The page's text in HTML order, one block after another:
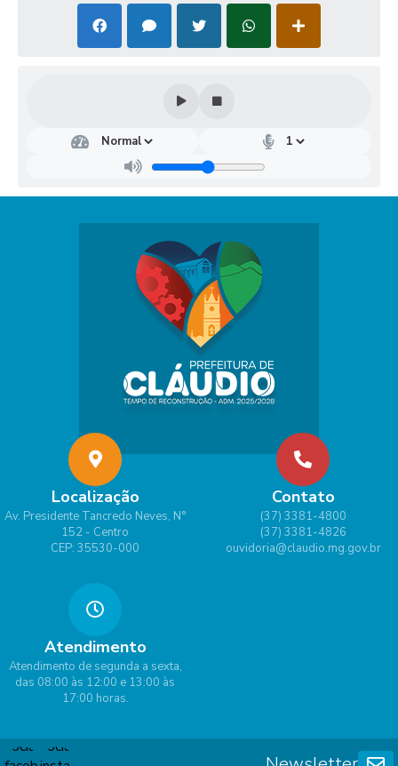
Localização
Av. Presidente Tancredo Neves, N°
152 - Centro
CEP: 35530-000
Contato
(37) 3381-4800
(37) 3381-4826
ouvidoria@claudio.mg.gov.br
Atendimento
Atendimento de segunda a sexta,
das 08:00 às 12:00 e 13:00 às
17:00 horas.